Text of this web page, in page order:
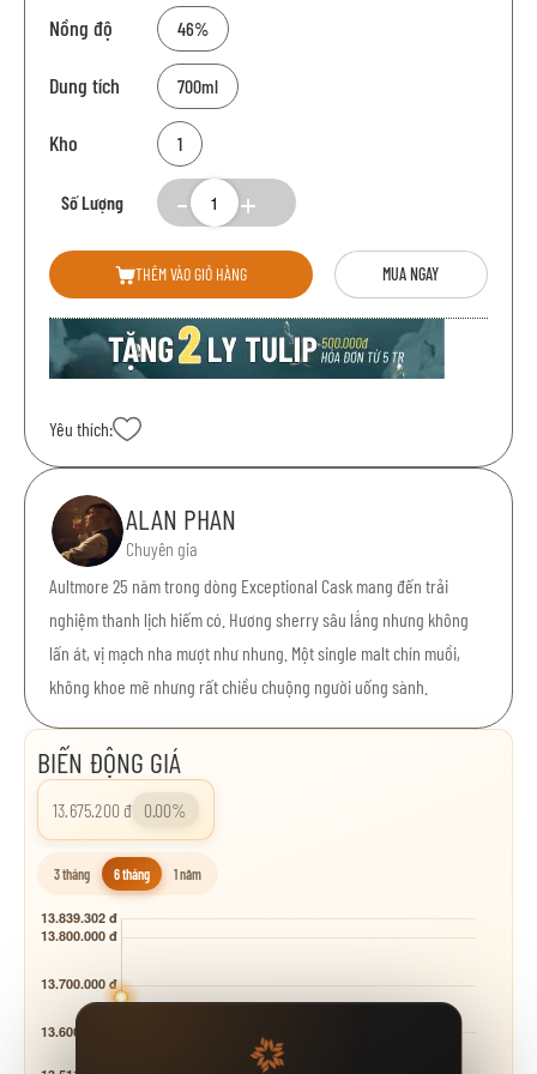
Nồng độ 46%
Dung tích 700ml
Kho 1
Số Lượng
THÊM VÀO GIỎ HÀNG MUA NGAY
Yêu thích:
ALAN PHAN
Chuyên gia
Aultmore 25 năm trong dòng Exceptional Cask mang đến trải
nghiệm thanh lịch hiếm có. Hương sherry sâu lắng nhưng không
lấn át, vị mạch nha mượt như nhung. Một single malt chín muồi,
không khoe mẽ nhưng rất chiều chuộng người uống sành.
BIẾN ĐỘNG GIÁ
13.675.200 đ 0.00%
3 tháng 6 tháng 1 năm